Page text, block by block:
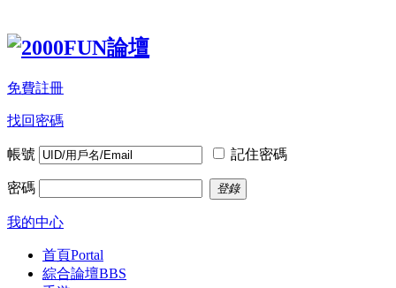
免費註冊
找回密碼
帳號 記住密碼
密碼 登錄
我的中心
首頁Portal
綜合論壇BBS